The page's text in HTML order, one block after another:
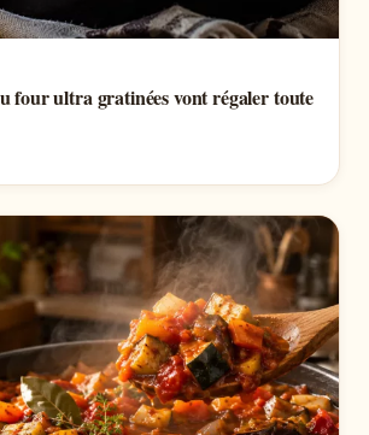
four ultra gratinées vont régaler toute